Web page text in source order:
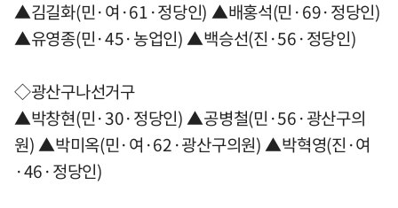
▲김길화(민·여·61·정당인) ▲배홍석(민·69·정당인)
▲유영종(민·45·농업인) ▲백승선(진·56·정당인)
◇광산구나선거구
▲박창현(민·30·정당인) ▲공병철(민·56·광산구의
원) ▲박미옥(민·여·62·광산구의원) ▲박혁영(진·여
·46·정당인)